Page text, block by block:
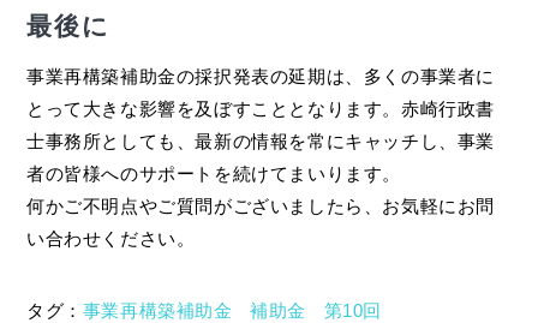
最後に
事業再構築補助金の採択発表の延期は、多くの事業者に
とって大きな影響を及ぼすこととなります。赤崎行政書
士事務所としても、最新の情報を常にキャッチし、事業
者の皆様へのサポートを続けてまいります。
何かご不明点やご質問がございましたら、お気軽にお問
い合わせください。
タグ： 事業再構築補助金 補助金 第10回